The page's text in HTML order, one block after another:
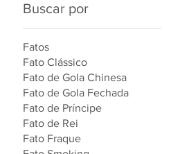
Buscar por
Fatos
Fato Clássico
Fato de Gola Chinesa
Fato de Gola Fechada
Fato de Príncipe
Fato de Rei
Fato Fraque